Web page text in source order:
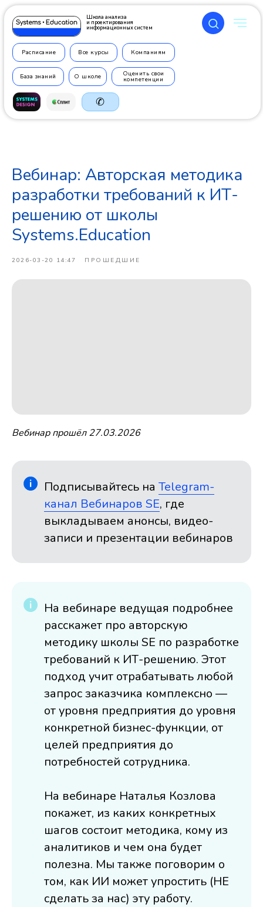
Школа анализа
и проектирования
информационных систем
+7 499
350 7710
Расписание Все курсы Компаниям
Оценить свои
компетенции
База знаний О школе
✆
Вебинар: Авторская методика
разработки требований к ИТ-
решению от школы
Systems.Education
2026-03-20 14:47 ПРОШЕДШИЕ
Вебинар прошёл 27.03.2026
Подписывайтесь на Telegram-
канал Вебинаров SE, где
выкладываем анонсы, видео-
записи и презентации вебинаров
На вебинаре ведущая подробнее
расскажет про авторскую
методику школы SE по разработке
требований к ИТ-решению. Этот
подход учит отрабатывать любой
запрос заказчика комплексно —
от уровня предприятия до уровня
конкретной бизнес-функции, от
целей предприятия до
потребностей сотрудника.
На вебинаре Наталья Козлова
покажет, из каких конкретных
шагов состоит методика, кому из
аналитиков и чем она будет
полезна. Мы также поговорим о
том, как ИИ может упростить (НЕ
сделать за нас) эту работу.